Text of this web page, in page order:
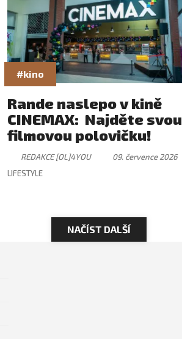
#kino
Rande naslepo v kině
CINEMAX: Najděte svou
filmovou polovičku!
REDAKCE [OL]4YOU
09. července 2026
LIFESTYLE
NAČÍST DALŠÍ